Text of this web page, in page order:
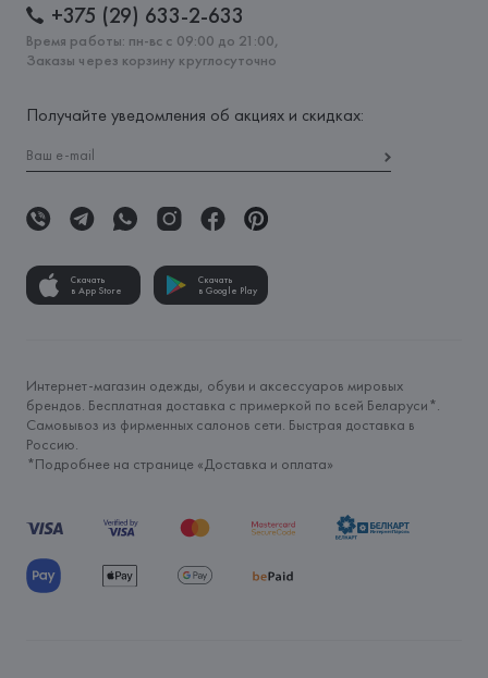
+375 (29) 633-2-633
Время работы: пн-вс с 09:00 до 21:00,
Заказы через корзину круглосуточно
Получайте уведомления об акциях и скидках:
Скачать
в App Store
Скачать
в Google Play
Интернет-магазин одежды, обуви и аксессуаров мировых
брендов. Бесплатная доставка с примеркой по всей Беларуси*.
Самовывоз из фирменных салонов сети. Быстрая доставка в
Россию.
*Подробнее на странице «Доставка и оплата»